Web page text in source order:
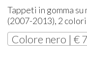
Tappeti in gomma
(2007-2013), 2
Colore nero | €